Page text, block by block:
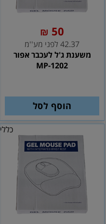
50
₪
42.37 לפני מע''מ
משענת ג'ל לעכבר אפור
MP-1202
הוסף לסל
כללי